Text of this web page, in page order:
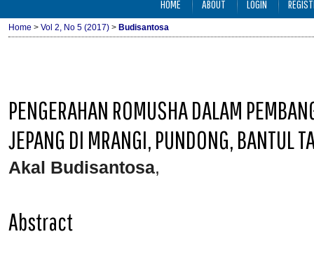
HOME ABOUT LOGIN
Home > Vol 2, No 5 (2017) > Budisantosa
PENGERAHAN ROMUSHA DALAM
JEPANG DI MRANGI, PUNDONG, BANTUL
Akal Budisantosa,
Abstract